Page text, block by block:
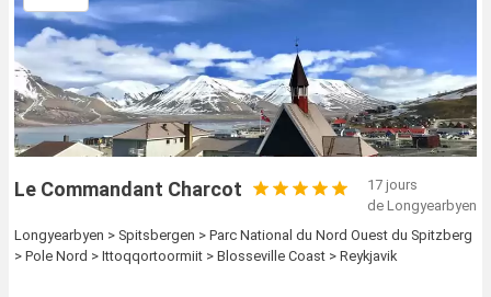
Le Commandant Charcot
17 jours
de Longyearbyen
Longyearbyen > Spitsbergen > Parc National du Nord Ouest du Spitzberg
> Pole Nord > Ittoqqortoormiit > Blosseville Coast > Reykjavik